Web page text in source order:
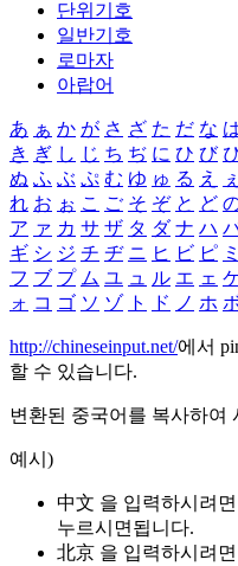
단위기호
일반기호
로마자
아랍어
あ ぁ か が さ ざ た だ な
き ぎ し じ ち ぢ に ひ び
ぬ ふ ぶ ぷ む ゆ ゅ る え ぇ
れ お ぉ こ ご そ ぞ と ど
ア ァ カ サ ザ タ ダ ナ ハ
ギ シ ジ チ ヂ ニ ヒ ビ ピ ミ
フ ブ プ ム ユ ュ ル エ ェ
ォ コ ゴ ソ ゾ ト ド ノ ホ
http://chineseinput.net/에서
할 수 있습니다.
변환된 중국어를 복사하여
예시)
中文 을 입력하시려면
누르시면됩니다.
北京 을 입력하시려면